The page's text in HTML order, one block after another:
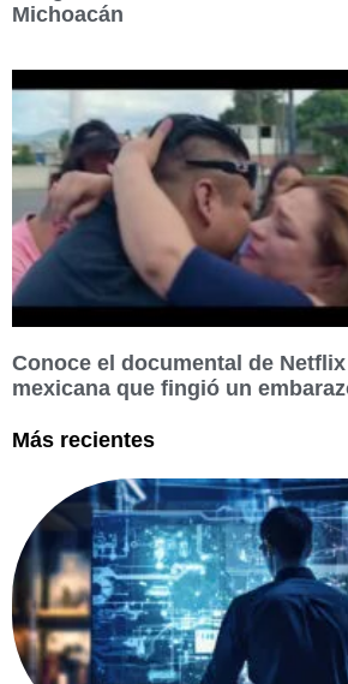
Michoacán
Conoce el documental de
mexicana que fingió un
Más recientes